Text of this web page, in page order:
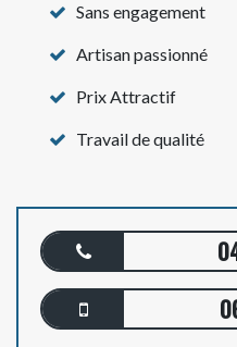
Sans engagement
Artisan passionné
Prix Attractif
Travail de qualité